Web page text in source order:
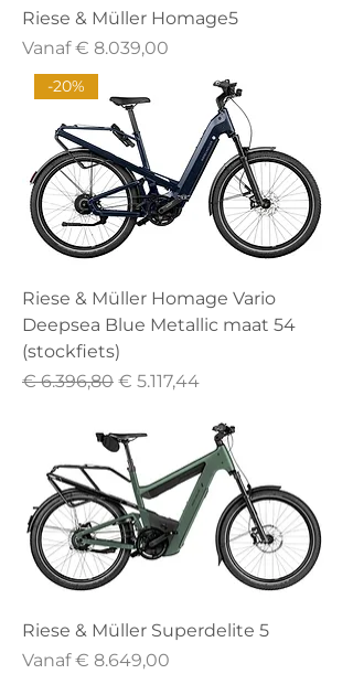
Riese & Müller Homage5
Vanaf€ 8.039,00
Verkoopprijs
-20%
Riese & Müller Homage Vario
Deepsea Blue Metallic maat 54
(stockfiets)
Normale prijs
€ 6.396,80 Verkoopprijs
€ 5.117,44
Riese & Müller Superdelite 5
Vanaf€ 8.649,00
Verkoopprijs